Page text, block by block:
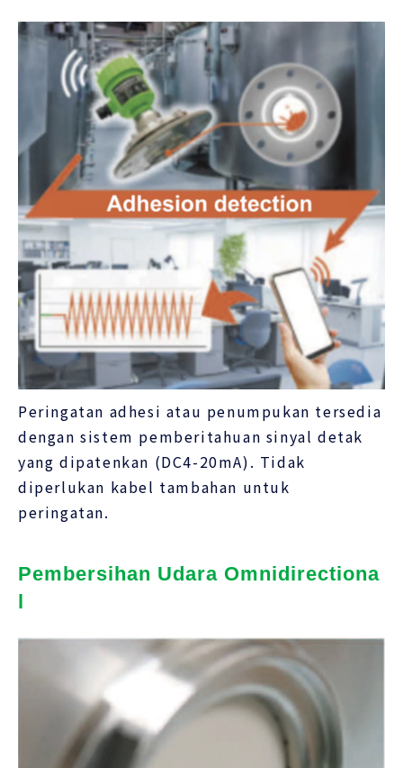
Peringatan adhesi atau penumpukan tersedia
dengan sistem pemberitahuan sinyal detak
yang dipatenkan (DC4-20mA). Tidak
diperlukan kabel tambahan untuk
peringatan.
Pembersihan Udara Omnidirectiona
l